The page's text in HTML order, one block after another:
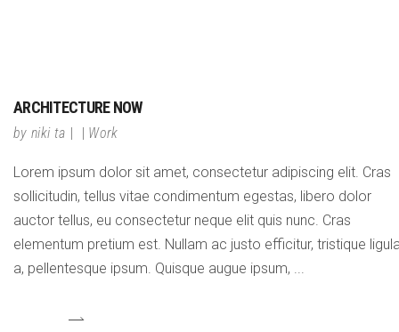
ARCHITECTURE NOW
by niki ta Work
Lorem ipsum dolor sit amet, consectetur adipiscing elit. Cras
sollicitudin, tellus vitae condimentum egestas, libero dolor
auctor tellus, eu consectetur neque elit quis nunc. Cras
elementum pretium est. Nullam ac justo efficitur, tristique
a, pellentesque ipsum. Quisque augue ipsum,